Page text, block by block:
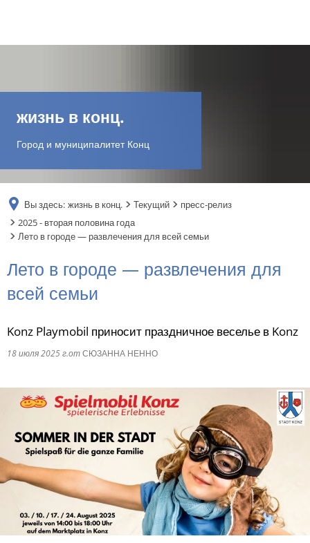
RU
жизнь в конц.
Город и муниципалитет Конц
Вы здесь: жизнь в конц. Текущий
пресс-релиз
2025 - вторая половина года
Лето в городе — развлечения для всей семьи
Лето в городе — развлечения для
всей семьи
Konz Playmobil приносит праздничное веселье в Konz
18 июля 2025 г.отСЮЗАННА НЕННО